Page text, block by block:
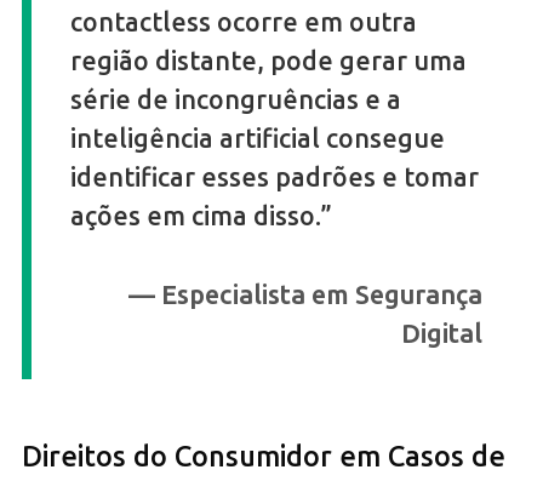
contactless ocorre em outra
região distante, pode gerar uma
série de incongruências e a
inteligência artificial consegue
identificar esses padrões e tomar
ações em cima disso.”
— Especialista em Segurança
Digital
Direitos do Consumidor em Casos de